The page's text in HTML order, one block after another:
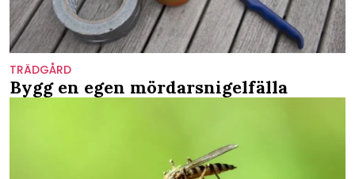
TRÄDGÅRD
Bygg en egen mördarsnigelfälla